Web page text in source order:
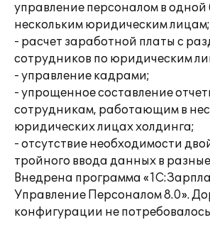
управление персоналом в одной
нескольким юридическим лицам;
- расчет заработной платы с
сотрудников по юридическим
- управление кадрами;
- упрощенное составление
сотрудникам, работающим в
юридических лицах холдинга;
- отсутствие необходимости
тройного ввода данных в
Внедрена программа
Управление Персоналом 8.0».
конфигурации не